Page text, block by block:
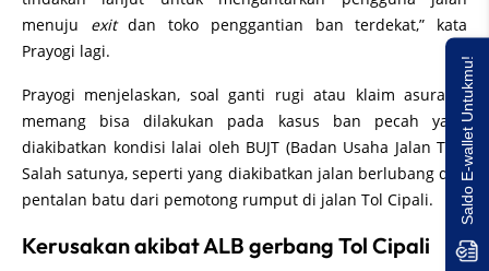
menuju exitdan toko penggantian ban terdekat,” kata
Prayogi lagi.
Prayogi menjelaskan, soal ganti rugi atau klaim asuransi
memang bisa dilakukan pada kasus ban pecah yang
diakibatkan kondisi lalai oleh BUJT (Badan Usaha Jalan Tol).
Salah satunya, seperti yang diakibatkan jalan berlubang dan
pentalan batu dari pemotong rumput di jalan Tol Cipali.
Kerusakan akibat ALB gerbang Tol Cipali
Saldo E-wallet Untukmu!